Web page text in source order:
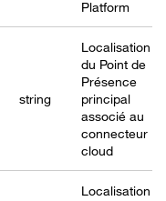
Platform
string
Localisation
du Point de
Présence
principal
associé au
connecteur
cloud
Localisation